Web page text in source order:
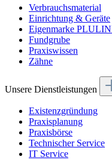
Verbrauchsmaterial
Einrichtung & Geräte
Eigenmarke
Fundgrube
Praxiswissen
Zähne
Unsere Dienstleistungen
Existenzgründung
Praxisplanung
Praxisbörse
Technischer Service
IT Service